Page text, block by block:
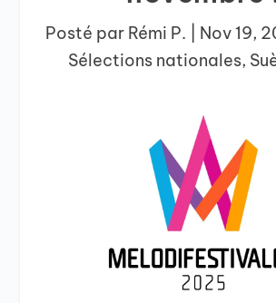
Posté par Rémi P. Nov 19,
Sélections nationales,